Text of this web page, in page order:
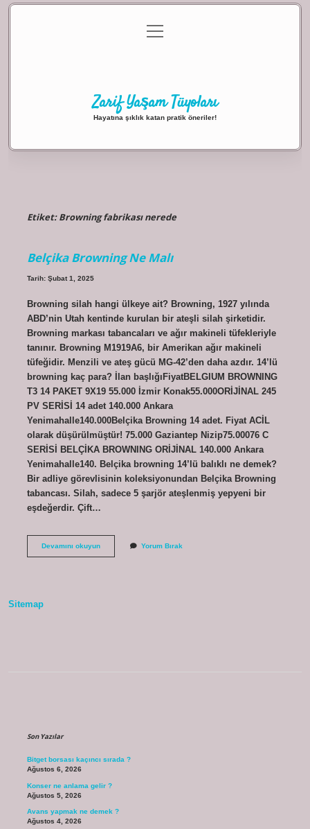
Gizlilik Politikası
menüyü
aç
Zarif Yaşam Tüyoları
Hayatına şıklık katan pratik öneriler!
Etiket:Browning fabrikası nerede
Belçika Browning Ne Malı
Tarih: Şubat 1, 2025
Browning silah hangi ülkeye ait? Browning, 1927 yılında
ABD’nin Utah kentinde kurulan bir ateşli silah şirketidir.
Browning markası tabancaları ve ağır makineli tüfekleriyle
tanınır. Browning M1919A6, bir Amerikan ağır makineli
tüfeğidir. Menzili ve ateş gücü MG-42’den daha azdır. 14’lü
browning kaç para? İlan başlığıFiyatBELGIUM BROWNING
T3 14 PAKET 9X19 55.000 İzmir Konak55.000ORİJİNAL 245
PV SERİSİ 14 adet 140.000 Ankara
Yenimahalle140.000Belçika Browning 14 adet. Fiyat ACİL
olarak düşürülmüştür! 75.000 Gaziantep Nizip75.00076 C
SERİSİ BELÇİKA BROWNING ORİJİNAL 140.000 Ankara
Yenimahalle140. Belçika browning 14’lü balıklı ne demek?
Bir adliye görevlisinin koleksiyonundan Belçika Browning
tabancası. Silah, sadece 5 şarjör ateşlenmiş yepyeni bir
eşdeğerdir. Çift…
Devamını okuyunBelçika
Yorum Bırak
Sitemap
Son Yazılar
Bitget borsası kaçıncı sırada ?
Ağustos 6, 2026
Konser ne anlama gelir ?
Ağustos 5, 2026
Avans yapmak ne demek ?
Ağustos 4, 2026